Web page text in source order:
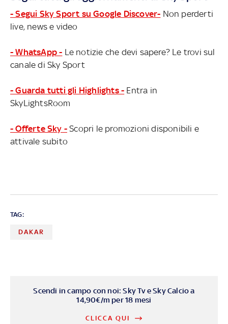
- Segui Sky Sport su Google Discover- Non perderti
live, news e video
- WhatsApp - Le notizie che devi sapere? Le trovi sul
canale di Sky Sport
- Guarda tutti gli Highlights - Entra in
SkyLightsRoom
- Offerte Sky - Scopri le promozioni disponibili e
attivale subito
TAG:
DAKAR
Scendi in campo con noi: Sky Tv e Sky Calcio a
14,90€/m per 18 mesi
CLICCA QUI